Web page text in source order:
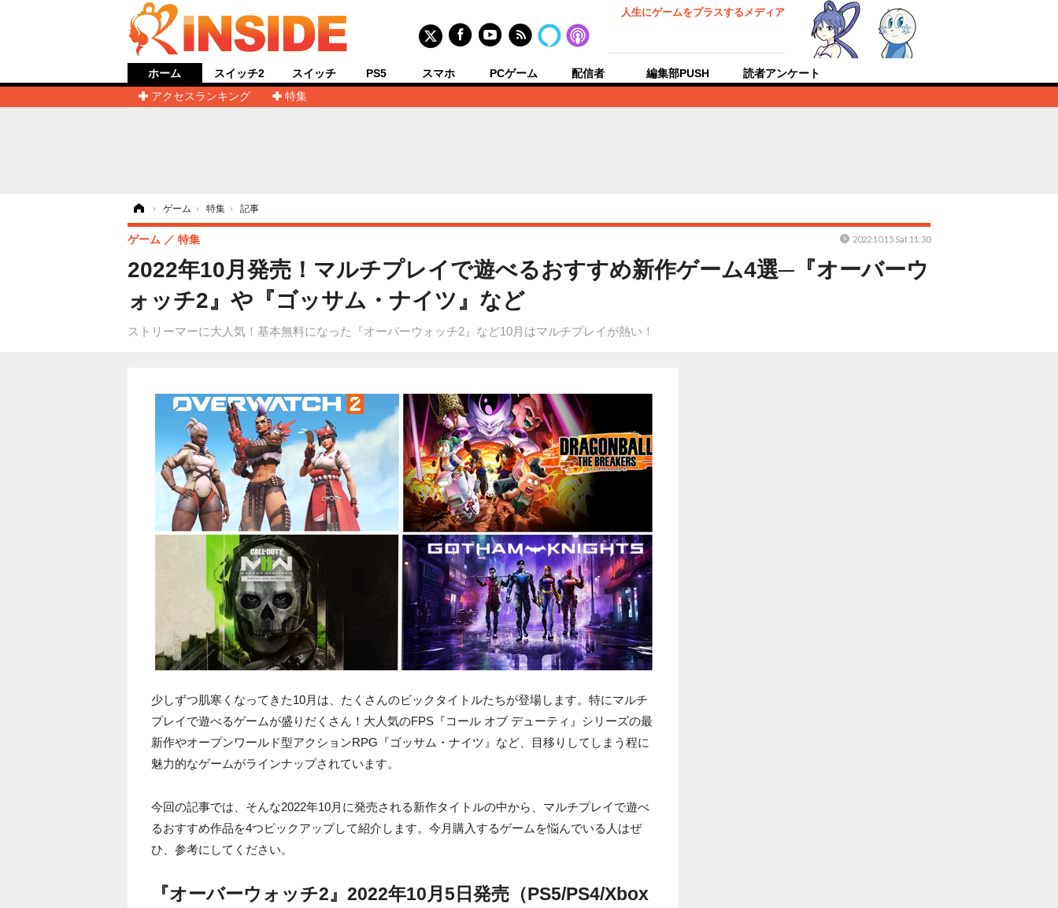
人生にゲームをプラスするメディア
ホーム
アクセスランキング
特集
スイッチ2 スイッチ PS5 スマホ PCゲーム 配信者 編集部PUSH 読者アンケート
› ゲーム › 特集 › 記事
2022年10月発売！マルチプレイで遊べるおすすめ新作ゲーム4選─『オーバーウ
ォッチ2』や『ゴッサム・ナイツ』など
ストリーマーに大人気！基本無料になった『オーバーウォッチ2』など10月はマルチプレイが熱い！
ゲーム 特集 2022.10.15 Sat 11:30
少しずつ肌寒くなってきた10月は、たくさんのビックタイトルたちが登場します。特にマルチ
プレイで遊べるゲームが盛りだくさん！大人気のFPS『コール オブ デューティ』シリーズの最
新作やオープンワールド型アクションRPG『ゴッサム・ナイツ』など、目移りしてしまう程に
魅力的なゲームがラインナップされています。
今回の記事では、そんな2022年10月に発売される新作タイトルの中から、マルチプレイで遊べ
るおすすめ作品を4つピックアップして紹介します。今月購入するゲームを悩んでいる人はぜ
ひ、参考にしてください。
『オーバーウォッチ2』2022年10月5日発売（PS5/PS4/Xbox